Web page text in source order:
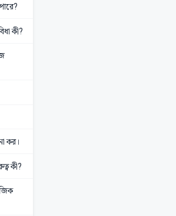
কী?
কর।
কী?